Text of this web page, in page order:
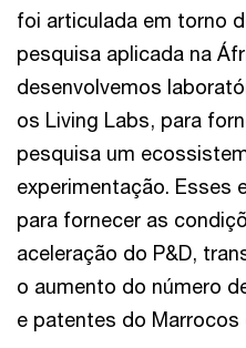
foi articulada em torno
pesquisa aplicada na
desenvolvemos
os Living Labs, para
pesquisa um
experimentação. Esses
para fornecer as
aceleração do P&D,
o aumento do número
e patentes do Marrocos